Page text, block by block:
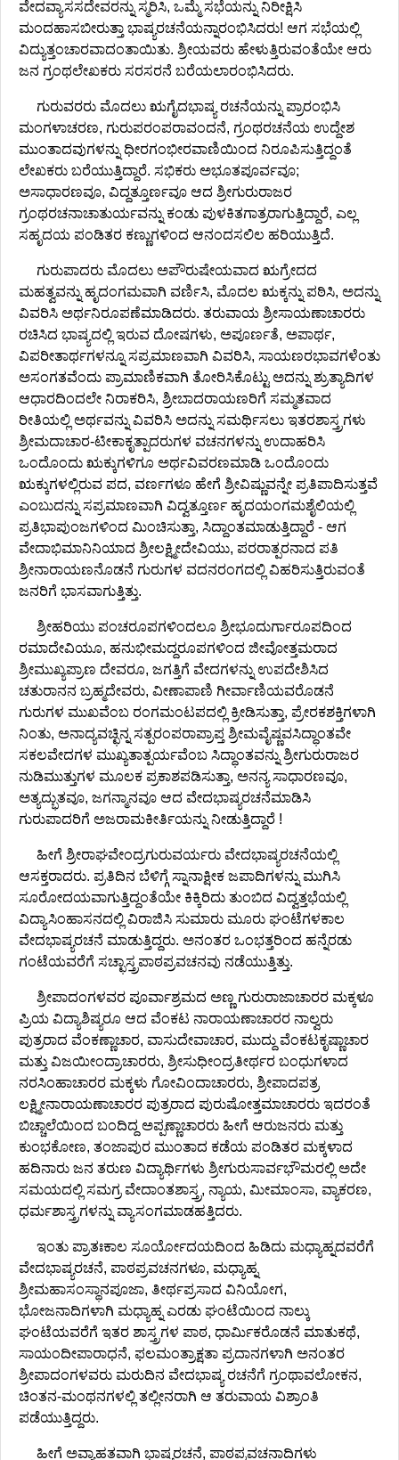
ವೇದವ್ಯಾಸಸದೇವರನ್ನು ಸ್ಮರಿಸಿ, ಒಮ್ಮೆ ಸಭೆಯನ್ನು ನಿರೀಕ್ಷಿಸಿ
ಮಂದಹಾಸಬೀರುತ್ತಾ ಭಾಷ್ಯರಚನೆಯನ್ನಾರಂಭಿಸಿದರು! ಆಗ ಸಭೆಯಲ್ಲಿ
ವಿದ್ಯುತ್ತಂಚಾರವಾದಂತಾಯಿತು. ಶ್ರೀಯವರು ಹೇಳುತ್ತಿರುವಂತೆಯೇ ಆರು
ಜನ ಗ್ರಂಥಲೇಖಕರು ಸರಸರನೆ ಬರೆಯಲಾರಂಭಿಸಿದರು.
ಗುರುವರರು ಮೊದಲು ಋಗೈದಭಾಷ್ಯ ರಚನೆಯನ್ನು ಪ್ರಾರಂಭಿಸಿ
ಮಂಗಳಾಚರಣ, ಗುರುಪರಂಪರಾವಂದನೆ, ಗ್ರಂಥರಚನೆಯ ಉದ್ದೇಶ
ಮುಂತಾದವುಗಳನ್ನು ಧೀರಗಂಭೀರವಾಣಿಯಿಂದ ನಿರೂಪಿಸುತ್ತಿದ್ದಂತೆ
ಲೇಖಕರು ಬರೆಯುತ್ತಿದ್ದಾರೆ. ಸಭಿಕರು ಅಭೂತಪೂರ್ವವೂ;
ಅಸಾಧಾರಣವೂ, ವಿದ್ದತ್ತೂರ್ಣವೂ ಆದ ಶ್ರೀಗುರುರಾಜರ
ಗ್ರಂಥರಚನಾಚಾತುರ್ಯವನ್ನು ಕಂಡು ಪುಳಕಿತಗಾತ್ರರಾಗುತ್ತಿದ್ದಾರೆ, ಎಲ್ಲ
ಸಹೃದಯ ಪಂಡಿತರ ಕಣ್ಣುಗಳಿಂದ ಆನಂದಸಲಿಲ ಹರಿಯುತ್ತಿದೆ.
ಗುರುಪಾದರು ಮೊದಲು ಅಪೌರುಷೇಯವಾದ ಋಗ್ರೇದದ
ಮಹತ್ವವನ್ನು ಹೃದಂಗಮವಾಗಿ ವರ್ಣಿಸಿ, ಮೊದಲ ಋಕ್ಕನ್ನು ಪಠಿಸಿ, ಅದನ್ನು
ವಿವರಿಸಿ ಅರ್ಥನಿರೂಪಣೆಮಾಡಿದರು. ತರುವಾಯ ಶ್ರೀಸಾಯಣಾಚಾರರು
ರಚಿಸಿದ ಭಾಷ್ಯದಲ್ಲಿ ಇರುವ ದೋಷಗಳು, ಅಪೂರ್ಣತೆ, ಅಪಾರ್ಥ,
ವಿಪರೀತಾರ್ಥಗಳನ್ನೂ ಸಪ್ರಮಾಣವಾಗಿ ವಿವರಿಸಿ, ಸಾಯಣರಭಾವಗಳೆಂತು
ಅಸಂಗತವೆಂದು ಪ್ರಾಮಾಣಿಕವಾಗಿ ತೋರಿಸಿಕೊಟ್ಟು ಅದನ್ನು ಶ್ರುತ್ಯಾದಿಗಳ
ಆಧಾರದಿಂದಲೇ ನಿರಾಕರಿಸಿ, ಶ್ರೀಬಾದರಾಯಣರಿಗೆ ಸಮ್ಮತವಾದ
ರೀತಿಯಲ್ಲಿ ಅರ್ಥವನ್ನು ವಿವರಿಸಿ ಅದನ್ನು ಸಮರ್ಥಿಸಲು ಇತರಶಾಸ್ತ್ರಗಳು
ಶ್ರೀಮದಾಚಾರ-ಟೀಕಾಕೃತ್ಪಾದರುಗಳ ವಚನಗಳನ್ನು ಉದಾಹರಿಸಿ
ಒಂದೊಂದು ಋಕ್ಕುಗಳಿಗೂ ಅರ್ಥವಿವರಣಮಾಡಿ ಒಂದೊಂದು
ಋಕ್ಕುಗಳಲ್ಲಿರುವ ಪದ, ವರ್ಣಗಳೂ ಹೇಗೆ ಶ್ರೀವಿಷ್ಣುವನ್ನೇ ಪ್ರತಿಪಾದಿಸುತ್ತವೆ
ಎಂಬುದನ್ನು ಸಪ್ರಮಾಣವಾಗಿ ವಿದ್ವತ್ತೂರ್ಣ ಹೃದಯಂಗಮಶೈಲಿಯಲ್ಲಿ
ಪ್ರತಿಭಾಪುಂಜಗಳಿಂದ ಮಿಂಚಿಸುತ್ತಾ, ಸಿದ್ದಾಂತಮಾಡುತ್ತಿದ್ದಾರೆ - ಆಗ
ವೇದಾಭಿಮಾನಿನಿಯಾದ ಶ್ರೀಲಕ್ಷ್ಮೀದೇವಿಯು, ಪರರಾತ್ಪರನಾದ ಪತಿ
ಶ್ರೀನಾರಾಯಣನೊಡನೆ ಗುರುಗಳ ವದನರಂಗದಲ್ಲಿ ವಿಹರಿಸುತ್ತಿರುವಂತೆ
ಜನರಿಗೆ ಭಾಸವಾಗುತ್ತಿತ್ತು.
ಶ್ರೀಹರಿಯು ಪಂಚರೂಪಗಳಿಂದಲೂ ಶ್ರೀಭೂದುರ್ಗಾರೂಪದಿಂದ
ರಮಾದೇವಿಯೂ, ಹನುಭೀಮದ್ದರೂಪಗಳಿಂದ ಜೀವೋತ್ತಮರಾದ
ಶ್ರೀಮುಖ್ಯಪ್ರಾಣ ದೇವರೂ, ಜಗತ್ತಿಗೆ ವೇದಗಳನ್ನು ಉಪದೇಶಿಸಿದ
ಚತುರಾನನ ಬ್ರಹ್ಮದೇವರು, ವೀಣಾಪಾಣಿ ಗೀರ್ವಾಣಿಯವರೊಡನೆ
ಗುರುಗಳ ಮುಖವೆಂಬ ರಂಗಮಂಟಪದಲ್ಲಿ ಕ್ರೀಡಿಸುತ್ತಾ, ಪ್ರೇರಕಶಕ್ತಿಗಳಾಗಿ
ನಿಂತು, ಅನಾದ್ಯವಚ್ಛಿನ್ನ ಸತ್ಪರಂಪರಾಪ್ರಾಪ್ತ ಶ್ರೀಮವೈಷ್ಣವಸಿದ್ಧಾಂತವೇ
ಸಕಲವೇದಗಳ ಮುಖ್ಯತಾತ್ಪರ್ಯವೆಂಬ ಸಿದ್ಧಾಂತವನ್ನು ಶ್ರೀಗುರುರಾಜರ
ನುಡಿಮುತ್ತುಗಳ ಮೂಲಕ ಪ್ರಕಾಶಪಡಿಸುತ್ತಾ, ಅನನ್ಯ ಸಾಧಾರಣವೂ,
ಅತ್ಯದ್ಭುತವೂ, ಜಗನ್ಮಾನವೂ ಆದ ವೇದಭಾಷ್ಯರಚನೆಮಾಡಿಸಿ
ಗುರುಪಾದರಿಗೆ ಅಜರಾಮಕೀರ್ತಿಯನ್ನು ನೀಡುತ್ತಿದ್ದಾರೆ !
ಹೀಗೆ ಶ್ರೀರಾಘವೇಂದ್ರಗುರುವರ್ಯರು ವೇದಭಾಷ್ಯರಚನೆಯಲ್ಲಿ
ಆಸಕ್ತರಾದರು. ಪ್ರತಿದಿನ ಬೆಳಿಗ್ಗೆ ಸ್ನಾನಾಕ್ಷೀಕ ಜಪಾದಿಗಳನ್ನು ಮುಗಿಸಿ
ಸೂರೋದಯವಾಗುತ್ತಿದ್ದಂತೆಯೇ ಕಿಕ್ಕಿರಿದು ತುಂಬಿದ ವಿದ್ವತ್ತಭೆಯಲ್ಲಿ
ವಿದ್ಯಾಸಿಂಹಾಸನದಲ್ಲಿ ವಿರಾಜಿಸಿ ಸುಮಾರು ಮೂರು ಘಂಟೆಗಳಕಾಲ
ವೇದಭಾಷ್ಯರಚನೆ ಮಾಡುತ್ತಿದ್ದರು. ಅನಂತರ ಒಂಭತ್ತರಿಂದ ಹನ್ನೆರಡು
ಗಂಟೆಯವರೆಗೆ ಸಚ್ಛಾಸ್ತ್ರಪಾಠಪ್ರವಚನವು ನಡೆಯುತ್ತಿತ್ತು.
ಶ್ರೀಪಾದಂಗಳವರ ಪೂರ್ವಾಶ್ರಮದ ಅಣ್ಣ ಗುರುರಾಜಾಚಾರರ ಮಕ್ಕಳೂ
ಪ್ರಿಯ ವಿದ್ಯಾಶಿಷ್ಯರೂ ಆದ ವೆಂಕಟ ನಾರಾಯಣಾಚಾರರ ನಾಲ್ವರು
ಪುತ್ರರಾದ ವೆಂಕಣ್ಣಾಚಾರ, ವಾಸುದೇವಾಚಾರ, ಮುದ್ದು ವೆಂಕಟಕೃಷ್ಣಾಚಾರ
ಮತ್ತು ವಿಜಯೀಂದ್ರಾಚಾರರು, ಶ್ರೀಸುಧೀಂದ್ರತೀರ್ಥರ ಬಂಧುಗಳಾದ
ನರಸಿಂಹಾಚಾರರ ಮಕ್ಕಳು ಗೋವಿಂದಾಚಾರರು, ಶ್ರೀಪಾದಪತ್ರ
ಲಕ್ಷ್ಮೀನಾರಾಯಣಾಚಾರರ ಪುತ್ರರಾದ ಪುರುಷೋತ್ತಮಾಚಾರರು ಇದರಂತೆ
ಬಿಚ್ಚಾಲೆಯಿಂದ ಬಂದಿದ್ದ ಅಪ್ಪಣ್ಣಾಚಾರರು ಹೀಗೆ ಆರುಜನರು ಮತ್ತು
ಕುಂಭಕೋಣ, ತಂಜಾಪುರ ಮುಂತಾದ ಕಡೆಯ ಪಂಡಿತರ ಮಕ್ಕಳಾದ
ಹದಿನಾರು ಜನ ತರುಣ ವಿದ್ಯಾರ್ಥಿಗಳು ಶ್ರೀಗುರುಸಾರ್ವಭೌಮರಲ್ಲಿ ಅದೇ
ಸಮಯದಲ್ಲಿ ಸಮಗ್ರ ವೇದಾಂತಶಾಸ್ತ್ರ, ನ್ಯಾಯ, ಮೀಮಾಂಸಾ, ವ್ಯಾಕರಣ,
ಧರ್ಮಶಾಸ್ತ್ರಗಳನ್ನು ವ್ಯಾಸಂಗಮಾಡಹತ್ತಿದರು.
ಇಂತು ಪ್ರಾತಃಕಾಲ ಸೂರ್ಯೋದಯದಿಂದ ಹಿಡಿದು ಮಧ್ಯಾಹ್ನದವರೆಗೆ
ವೇದಭಾಷ್ಯರಚನೆ, ಪಾಠಪ್ರವಚನಗಳೂ, ಮಧ್ಯಾಹ್ನ
ಶ್ರೀಮಹಾಸಂಸ್ಥಾನಪೂಜಾ, ತೀರ್ಥಪ್ರಸಾದ ವಿನಿಯೋಗ,
ಭೋಜನಾದಿಗಳಾಗಿ ಮಧ್ಯಾಹ್ನ ಎರಡು ಘಂಟೆಯಿಂದ ನಾಲ್ಕು
ಘಂಟೆಯವರೆಗೆ ಇತರ ಶಾಸ್ತ್ರಗಳ ಪಾಠ, ಧಾರ್ಮಿಕರೊಡನೆ ಮಾತುಕಥೆ,
ಸಾಯಂದೀಪಾರಾಧನೆ, ಫಲಮಂತ್ರಾಕ್ಷತಾ ಪ್ರದಾನಗಳಾಗಿ ಅನಂತರ
ಶ್ರೀಪಾದಂಗಳವರು ಮರುದಿನ ವೇದಭಾಷ್ಯ ರಚನೆಗೆ ಗ್ರಂಥಾವಲೋಕನ,
ಚಿಂತನ-ಮಂಥನಗಳಲ್ಲಿ ತಲ್ಲೀನರಾಗಿ ಆ ತರುವಾಯ ವಿಶ್ರಾಂತಿ
ಪಡೆಯುತ್ತಿದ್ದರು.
ಹೀಗೆ ಅವ್ಯಾಹತವಾಗಿ ಭಾಷ್ಯರಚನೆ, ಪಾಠಪ್ರವಚನಾದಿಗಳು